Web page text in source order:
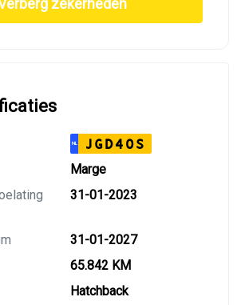
zekerheden
NL JGD40S
Marge
31-01-2023
31-01-2027
65.842 KM
Hatchback